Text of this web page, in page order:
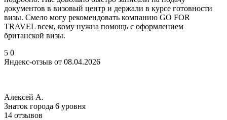
документов в визовый центр и держали в курсе готовности
визы. Смело могу рекомендовать компанию GO FOR
TRAVEL всем, кому нужна помощь с оформлением
британской визы.
5 0
Яндекс-отзыв от 08.04.2026
Алексей А.
Знаток города 6 уровня
14 отзывов